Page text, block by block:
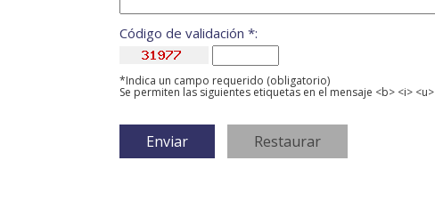
Código de validación *:
*Indica un campo requerido (obligatorio)
Se permiten las siguientes etiquetas en el mensaje <b> <i> <u>